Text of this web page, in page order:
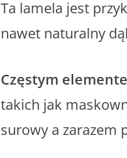
Ta lamela jest
nawet naturalny
Częstym
takich jak
surowy a zarazem